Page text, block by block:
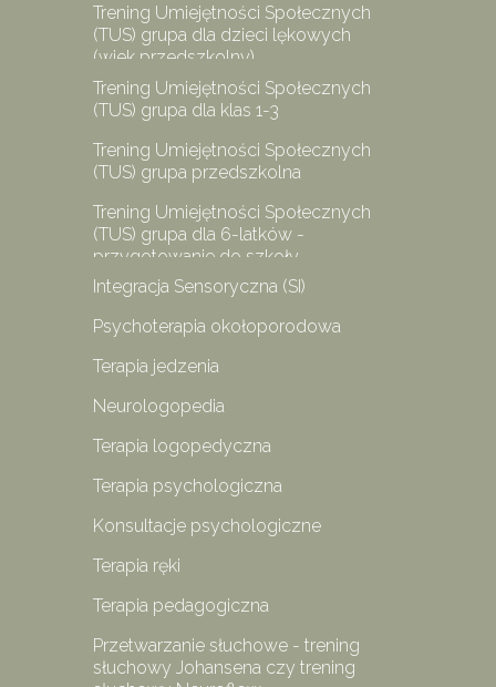
Trening Umiejętności Społecznych
(TUS) grupa dla dzieci lękowych
(wiek przedszkolny)
Trening Umiejętności Społecznych
(TUS) grupa dla klas 1-3
Trening Umiejętności Społecznych
(TUS) grupa przedszkolna
Trening Umiejętności Społecznych
(TUS) grupa dla 6-latków -
przygotowanie do szkoły
Integracja Sensoryczna (SI)
Psychoterapia okołoporodowa
Terapia jedzenia
Neurologopedia
Terapia logopedyczna
Terapia psychologiczna
Konsultacje psychologiczne
Terapia ręki
Terapia pedagogiczna
Przetwarzanie słuchowe - trening
słuchowy Johansena czy trening